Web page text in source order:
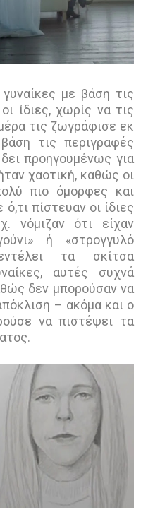
με βάση τις
ίδιες, χωρίς να τις
τις ζωγράφισε εκ
τις περιγραφές
προηγουμένως για
χαοτική, καθώς οι
πιο όμορφες και
πίστευαν οι ίδιες
νόμιζαν ότι είχαν
ή «στρογγυλό
τα σκίτσα
αυτές συχνά
δεν μπορούσαν να
– ακόμα και ο
να πιστέψει τα